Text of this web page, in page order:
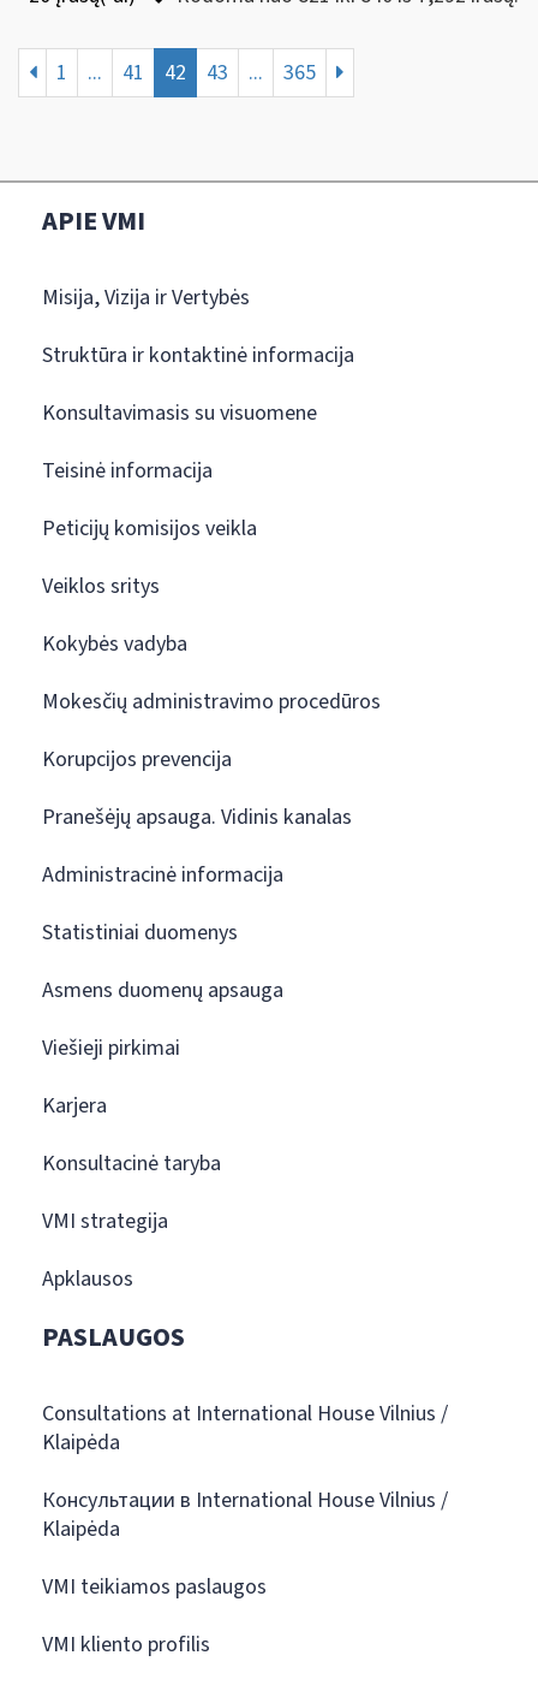
1 ... 41 42 43 ... 365
APIE VMI
Misija, Vizija ir Vertybės
Struktūra ir kontaktinė informacija
Konsultavimasis su visuomene
Teisinė informacija
Peticijų komisijos veikla
Veiklos sritys
Kokybės vadyba
Mokesčių administravimo procedūros
Korupcijos prevencija
Pranešėjų apsauga. Vidinis kanalas
Administracinė informacija
Statistiniai duomenys
Asmens duomenų apsauga
Viešieji pirkimai
Karjera
Konsultacinė taryba
VMI strategija
Apklausos
PASLAUGOS
Consultations at International House Vilnius /
Klaipėda
Консультации в International House Vilnius /
Klaipėda
VMI teikiamos paslaugos
VMI kliento profilis